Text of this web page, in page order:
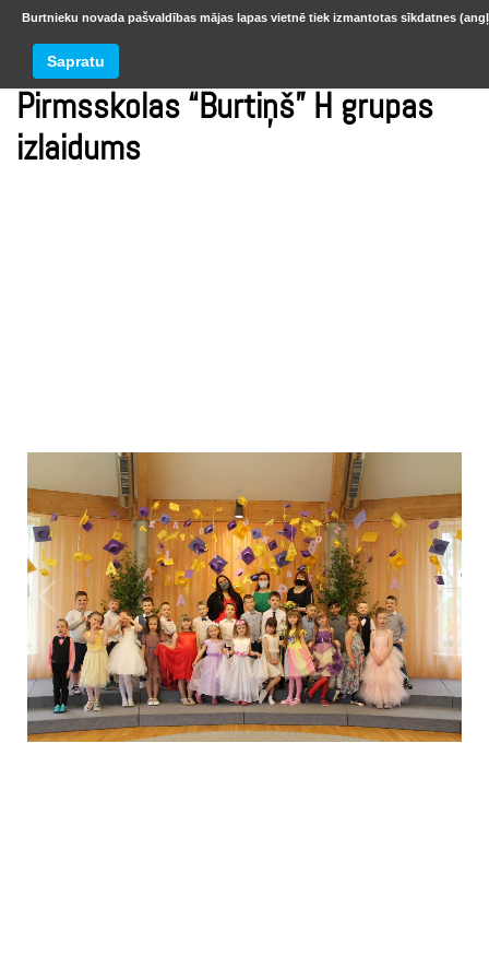
Pirmsskolas “Burtiņš” H grupas
izlaidums
Burtnieku novada pašvaldības mājas lapas vietnē tiek izmantotas sīkdatnes
Sapratu